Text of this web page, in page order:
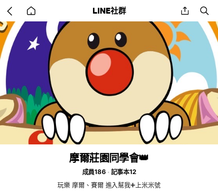
back
to
home
LINE社群 share
摩爾莊園同學會👑
成員186
記事本12
玩樂 摩爾、賽爾 進入幫我➕上米米號